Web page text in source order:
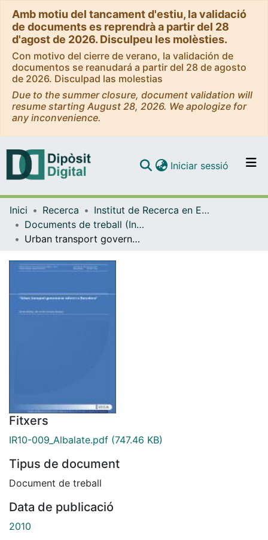
Amb motiu del tancament d'estiu, la validació
de documents es reprendrà a partir del 28
d'agost de 2026. Disculpeu les molèsties.
Con motivo del cierre de verano, la validación de
documentos se reanudará a partir del 28 de agosto
de 2026. Disculpad las molestias
Due to the summer closure, document validation will
resume starting August 28, 2026. We apologize for
any inconvenience.
Navega per tot el DD
Iniciar sessió (current)
Inici Recerca
Institut de Recerca en Economia Aplicada Regional i Pública (IREA)
Documents de treball (Institut de Recerca en Economia Aplicada Regional i Pública (IREA))
Urban transport governance reform in Barcelona
Fitxers
IR10-009_Albalate.pdf (747.46 KB)
Tipus de document
Document de treball
Data de publicació
2010